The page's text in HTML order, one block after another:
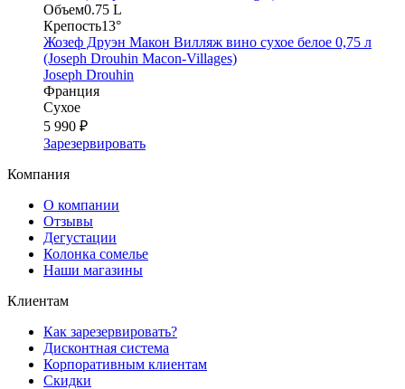
Объем0.75 L
Крепость13°
Жозеф Друэн Макон Вилляж вино сухое белое 0,75 л
(Joseph Drouhin Macon-Villages)
Joseph Drouhin
Франция
Сухое
5 990 ₽
Зарезервировать
Компания
О компании
Отзывы
Дегустации
Колонка сомелье
Наши магазины
Клиентам
Как зарезервировать?
Дисконтная система
Корпоративным клиентам
Скидки